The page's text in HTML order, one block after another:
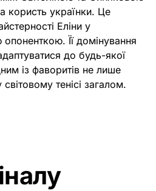
користь українки. Це
Еліни у
опоненткою. Її домінування
до будь-якої
із фаворитів не лише
тенісі загалом.